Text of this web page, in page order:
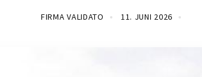
FIRMA VALIDATO 11. JUNI 2026